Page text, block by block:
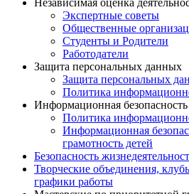
Независимая оценка
Экспертные советы
Общественные
Студенты и Родители
Работодатели
Защита персональных данных
Защита персональных
Политика
Информационная безопасность
Политика
Информационная
грамотность детей
Безопасность
Творческие объединения,
графики работы